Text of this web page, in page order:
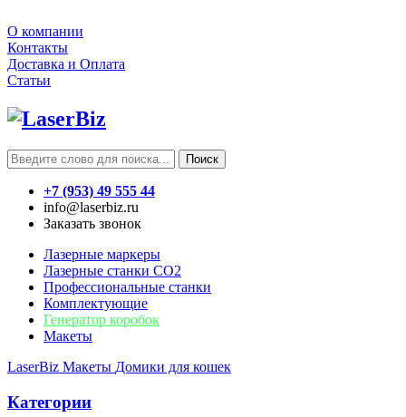
О компании
Контакты
Доставка и Оплата
Статьи
Поиск
+7 (953) 49 555 44
info@laserbiz.ru
Заказать звонок
Лазерные маркеры
Лазерные станки CO2
Профессиональные станки
Комплектующие
Генератор коробок
Макеты
LaserBiz Макеты Домики для кошек
Категории